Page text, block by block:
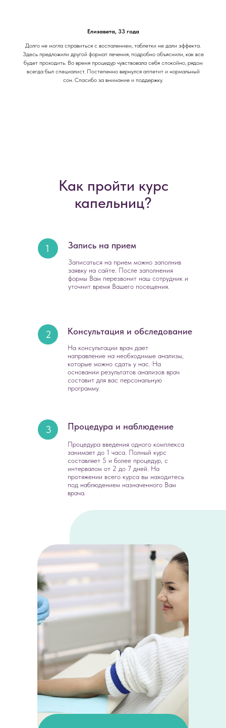
Елизавета, 33 года
Долго не могла справиться с воспалением, таблетки не дали эффекта.
Здесь предложили другой формат лечения, подробно объяснили, как все
будет проходить. Во время процедур чувствовала себя спокойно, рядом
всегда был специалист. Постепенно вернулся аппетит и нормальный
сон. Спасибо за внимание и поддержку.
Как пройти курс
капельниц?
Процедура и наблюдение
На консультации врач дает
направление на необходимые анализы,
которые можно сдать у нас. На
основании результатов анализов врач
составит для вас персональную
программу.
Консультация и обследование
Процедура введения одного комплекса
занимает до 1 часа. Полный курс
составляет 5 и более процедур, с
интервалом от 2 до 7 дней. На
протяжении всего курса вы находитесь
под наблюдением назначенного Вам
врача.
Запись на прием
Записаться на прием можно заполнив
заявку на сайте. После заполнения
формы Вам перезвонит наш сотрудник и
уточнит время Вашего посещения.
1
2
3